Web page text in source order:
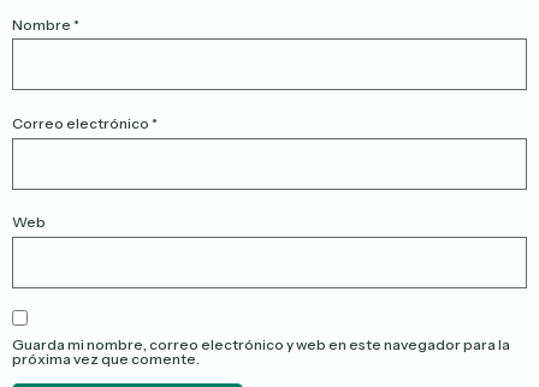
Nombre *
Correo electrónico *
Web
Guarda mi nombre, correo electrónico y web en este navegador para la
próxima vez que comente.